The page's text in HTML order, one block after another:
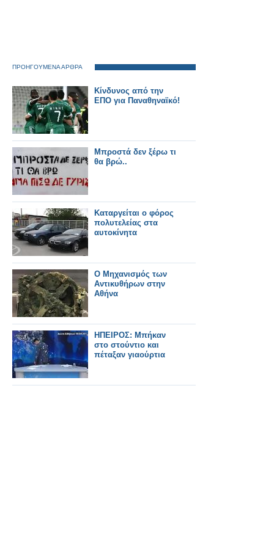
ΠΡΟΗΓΟΥΜΕΝΑ ΑΡΘΡΑ
Κίνδυνος από την
ΕΠΟ για Παναθηναϊκό!
Μπροστά δεν ξέρω τι
θα βρώ..
Καταργείται ο φόρος
πολυτελείας στα
αυτοκίνητα
Ο Μηχανισμός των
Αντικυθήρων στην
Αθήνα
ΗΠΕΙΡΟΣ: Μπήκαν
στο στούντιο και
πέταξαν γιαούρτια